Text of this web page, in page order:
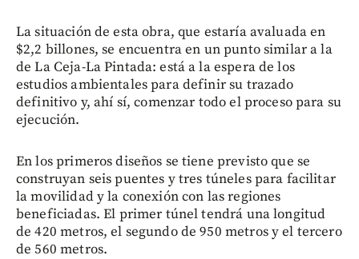
La situación de esta obra, que estaría avaluada en
$2,2 billones, se encuentra en un punto similar a la
de La Ceja-La Pintada: está a la espera de los
estudios ambientales para definir su trazado
definitivo y, ahí sí, comenzar todo el proceso para su
ejecución.
En los primeros diseños se tiene previsto que se
construyan seis puentes y tres túneles para facilitar
la movilidad y la conexión con las regiones
beneficiadas. El primer túnel tendrá una longitud
de 420 metros, el segundo de 950 metros y el tercero
de 560 metros.